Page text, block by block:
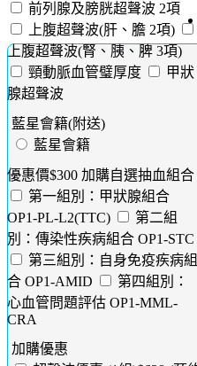
前列腺及膀胱超聲波 2項
上腹超聲波(肝、膽 2項)
上腹超聲波(腎、胰、脾 3項)
頸動脈血管璧厚度
甲狀
腺超聲波
藍星會籍(附送)
藍星會籍
優惠價$300 加購自選抽血組合
第一組別：甲狀腺組合
OP1-PL-L2(TTC)
第二組
別：傳染性疾病組合 OP1-STC
第三組別：自身免疫疾病組
合 OP1-AMID
第四組別：
心血管問題評估 OP1-MML-
CRA
加購優惠